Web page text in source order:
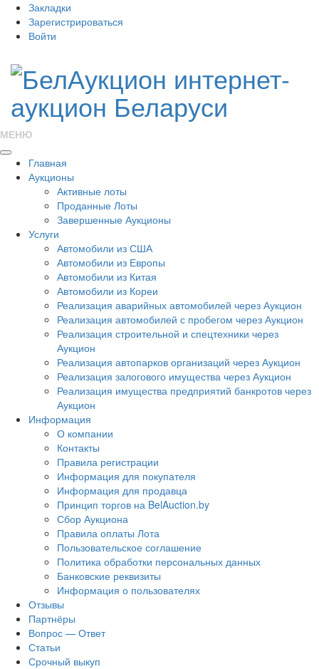
Закладки
Зарегистрироваться
Войти
МЕНЮ
Главная
Аукционы
Активные лоты
Проданные Лоты
Завершенные Аукционы
Услуги
Автомобили из США
Автомобили из Европы
Автомобили из Китая
Автомобили из Кореи
Реализация аварийных автомобилей через Аукцион
Реализация автомобилей с пробегом через Аукцион
Реализация строительной и спецтехники через
Аукцион
Реализация автопарков организаций через Аукцион
Реализация залогового имущества через Аукцион
Реализация имущества предприятий банкротов через
Аукцион
Информация
О компании
Контакты
Правила регистрации
Информация для покупателя
Информация для продавца
Принцип торгов на BelAuction.by
Сбор Аукциона
Правила оплаты Лота
Пользовательское соглашение
Политика обработки персональных данных
Банковские реквизиты
Информация о пользователях
Отзывы
Партнёры
Вопрос — Ответ
Статьи
Срочный выкуп